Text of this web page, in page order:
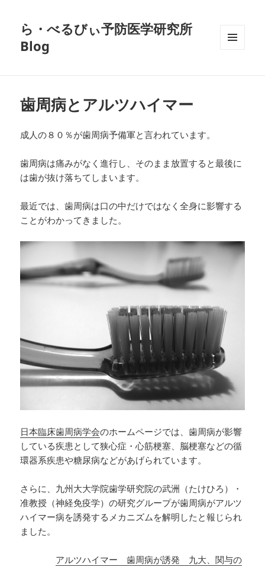
ら・べるびぃ予防医学研究所
Blog
歯周病とアルツハイマー
成人の８０％が歯周病予備軍と言われています。
歯周病は痛みがなく進行し、そのまま放置すると最後に
は歯が抜け落ちてしまいます。
最近では、歯周病は口の中だけではなく全身に影響する
ことがわかってきました。
日本臨床歯周病学会のホームページでは、歯周病が影響
している疾患として狭心症・心筋梗塞、脳梗塞などの循
環器系疾患や糖尿病などがあげられています。
さらに、九州大大学院歯学研究院の武洲（たけひろ）・
准教授（神経免疫学）の研究グループが歯周病がアルツ
ハイマー病を誘発するメカニズムを解明したと報じられ
ました。
アルツハイマー 歯周病が誘発 九大、関与の